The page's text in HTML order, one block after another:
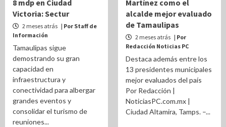
8 mdp en Ciudad
Victoria: Sectur
2 meses atrás | Por Staff de
Información
Tamaulipas sigue
demostrando su gran
capacidad en
infraestructura y
conectividad para albergar
grandes eventos y
consolidar el turismo de
reuniones...
Martínez como el
alcalde mejor evaluado
de Tamaulipas
2 meses atrás | Por
Redacción Noticias PC
Destaca además entre los
13 presidentes municipales
mejor evaluados del país
Por Redacción |
NoticiasPC.com.mx |
Ciudad Altamira, Tamps. –...